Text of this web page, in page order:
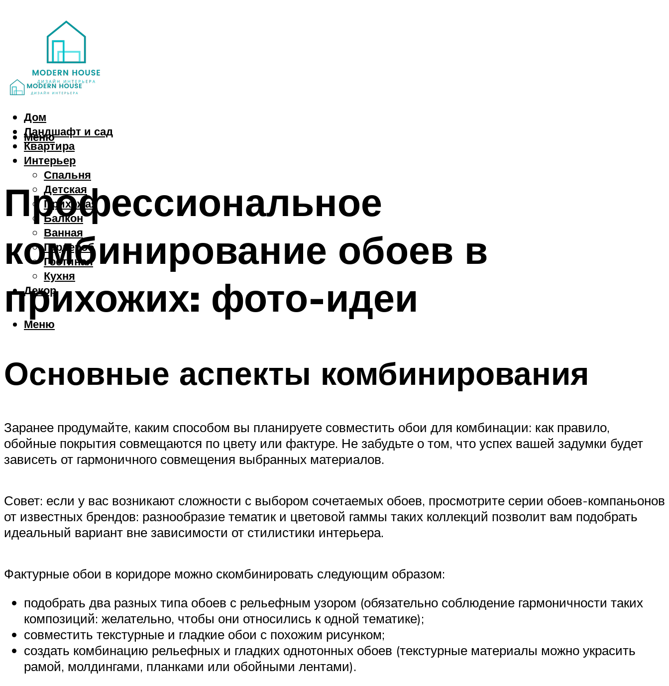
Дом
Ландшафт и сад
Квартира
Интерьер
Спальня
Детская
Прихожая
Балкон
Ванная
Гардероб
Гостиная
Кухня
Декор
Меню
Меню
Профессиональное
комбинирование обоев в
прихожих: фото-идеи
Основные аспекты комбинирования
Заранее продумайте, каким способом вы планируете совместить обои для комбинации: как правило,
обойные покрытия совмещаются по цвету или фактуре. Не забудьте о том, что успех вашей задумки будет
зависеть от гармоничного совмещения выбранных материалов.
Совет: если у вас возникают сложности с выбором сочетаемых обоев, просмотрите серии обоев-компаньонов
от известных брендов: разнообразие тематик и цветовой гаммы таких коллекций позволит вам подобрать
идеальный вариант вне зависимости от стилистики интерьера.
Фактурные обои в коридоре можно скомбинировать следующим образом:
подобрать два разных типа обоев с рельефным узором (обязательно соблюдение гармоничности таких
композиций: желательно, чтобы они относились к одной тематике);
совместить текстурные и гладкие обои с похожим рисунком;
создать комбинацию рельефных и гладких однотонных обоев (текстурные материалы можно украсить
рамой, молдингами, планками или обойными лентами).